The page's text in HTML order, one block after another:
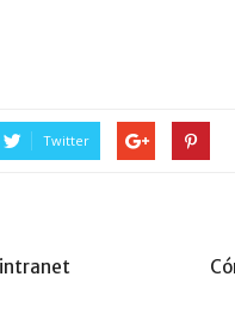
Twitter
intranet